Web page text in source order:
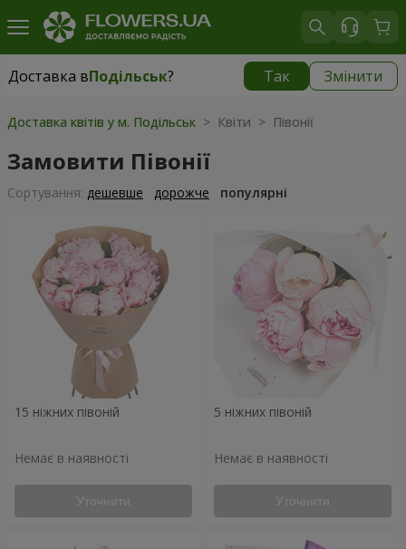
Доставка вПодільськ? Так Змінити
Доставка вПодільськ|
Доставка квітів у м. Подільськ > Квіти > Півонії
Замовити Півонії
Сортування: дешевше дорожче популярні
15 ніжних півоній
Немає в наявності
Уточнити
5 ніжних півоній
Немає в наявності
Уточнити